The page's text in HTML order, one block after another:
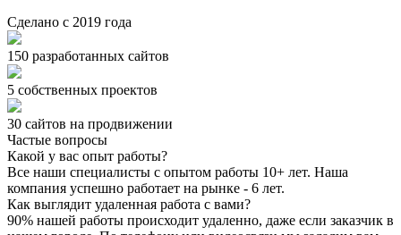
Сделано с 2019 года
150 разработанных сайтов
5 собственных проектов
30 сайтов на продвижении
Частые вопросы
Какой у вас опыт работы?
Все наши специалисты с опытом работы 10+ лет. Наша
компания успешно работает на рынке - 6 лет.
Как выглядит удаленная работа с вами?
90% нашей работы происходит удаленно, даже если заказчик в